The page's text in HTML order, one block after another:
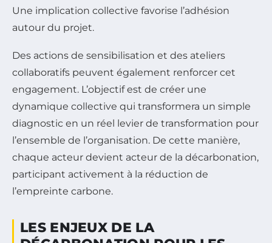
Une implication collective favorise l’adhésion
autour du projet.
Des actions de sensibilisation et des ateliers
collaboratifs peuvent également renforcer cet
engagement. L’objectif est de créer une
dynamique collective qui transformera un simple
diagnostic en un réel levier de transformation pour
l’ensemble de l’organisation. De cette manière,
chaque acteur devient acteur de la décarbonation,
participant activement à la réduction de
l’empreinte carbone.
LES ENJEUX DE LA